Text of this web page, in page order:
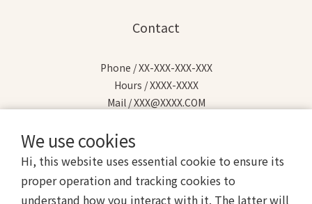
We use cookies
Hi, this website uses essential cookie to ensure its
proper operation and tracking cookies to
understand how you interact with it. The latter will
Contact
Phone / XX-XXX-XXX-XXX
Hours / XXXX-XXXX
Mail / XXX@XXXX.COM
$TWD English